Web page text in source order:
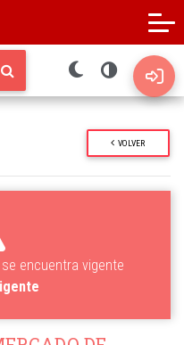
VOLVER
encuentra vigente